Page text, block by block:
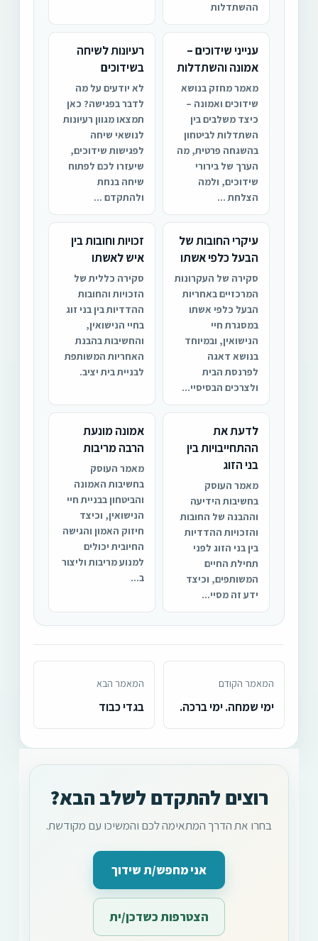
ההשתדלות
ענייני שידוכים –
אמונה והשתדלות
מאמר מחזק בנושא
שידוכים ואמונה –
כיצד משלבים בין
השתדלות לביטחון
בהשגחה פרטית, מה
הערך של בירורי
שידוכים, ולמה
הצלחת ...
רעיונות לשיחה
בשידוכים
לא יודעים על מה
לדבר בפגישה? כאן
תמצאו מגוון רעיונות
לנושאי שיחה
לפגישות שידוכים,
שיעזרו לכם לפתוח
שיחה בנחת
ולהתקדם ...
עיקרי החובות של
הבעל כלפי אשתו
סקירה של העקרונות
המרכזיים באחריות
הבעל כלפי אשתו
במסגרת חיי
הנישואין, ובמיוחד
בנושא דאגה
לפרנסת הבית
ולצרכים הבסיסיי...
זכויות וחובות בין
איש לאשתו
סקירה כללית של
הזכויות והחובות
ההדדיות בין בני זוג
בחיי הנישואין,
והחשיבות בהבנת
האחריות המשותפת
לבניית בית יציב.
לדעת את
ההתחייבויות בין
בני הזוג
מאמר העוסק
בחשיבות הידיעה
וההבנה של החובות
והזכויות ההדדיות
בין בני הזוג לפני
תחילת החיים
המשותפים, וכיצד
ידע זה מסיי...
אמונה מונעת
הרבה מריבות
מאמר העוסק
בחשיבות האמונה
והביטחון בבניית חיי
הנישואין, וכיצד
חיזוק האמון והגישה
החיובית יכולים
למנוע מריבות וליצור
ב...
המאמר הקודם
ימי שמחה. ימי ברכה.
המאמר הבא
בגדי כבוד
רוצים להתקדם לשלב הבא?
בחרו את הדרך המתאימה לכם והמשיכו עם מקודשת.
אני מחפש/ת שידוך
הצטרפות כשדכן/ית